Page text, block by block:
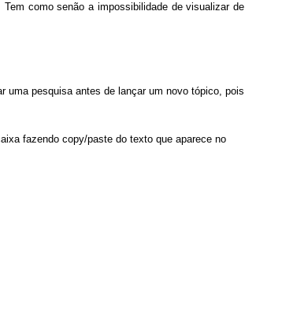
como senão a impossibilidade de visualizar de
uma pesquisa antes de lançar um novo tópico, pois
fazendo copy/paste do texto que aparece no